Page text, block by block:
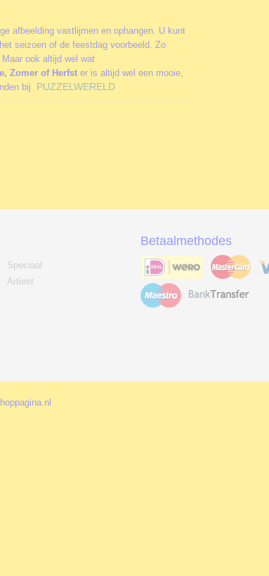
afbeelding vastlijmen en ophangen. U kunt
seizoen of de feestdag voorbeeld. Zo
Maar ook altijd wel wat
Zomer of Herfst er is altijd wel een mooie,
bij PUZZELWERELD
Speciaal
Artiest
Betaalmethodes